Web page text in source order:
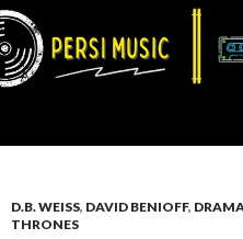
D.B. WEISS, DAVID BENIOFF,
THRONES